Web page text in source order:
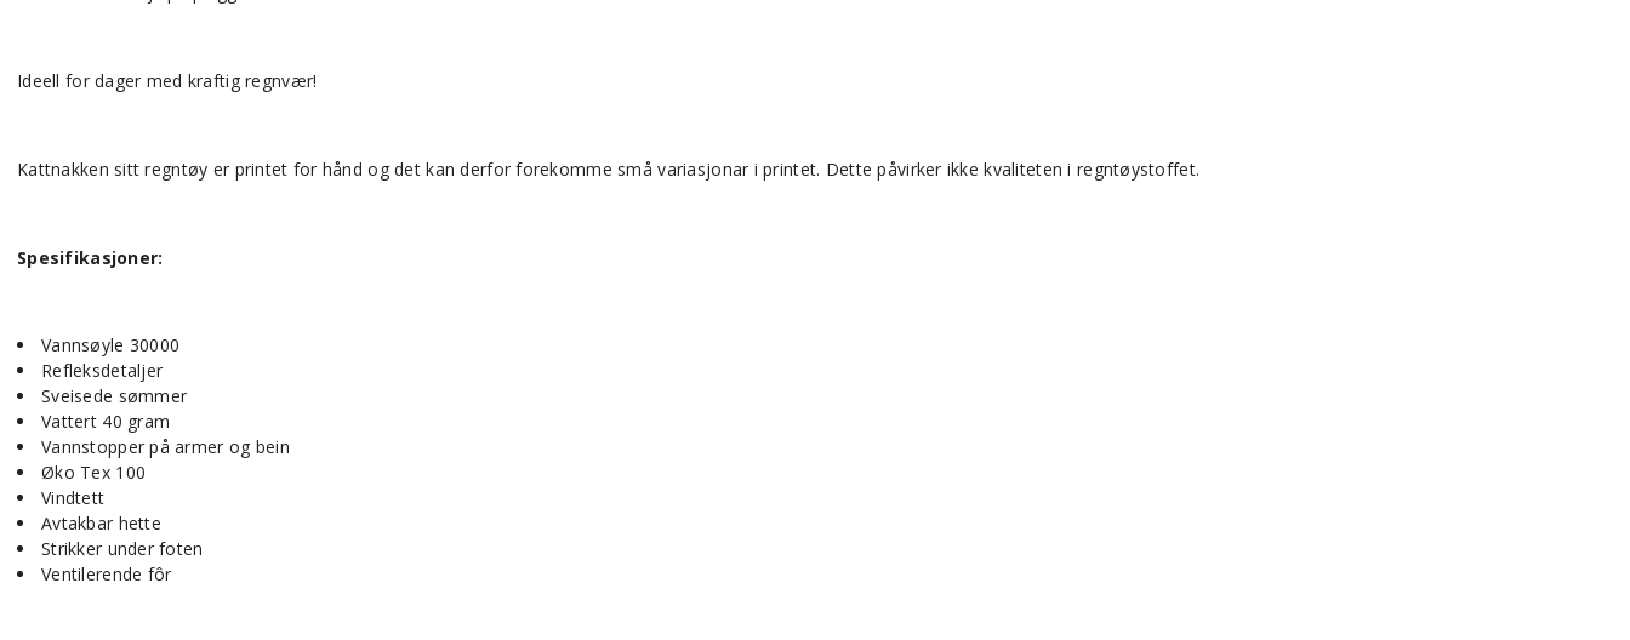
Ideell for dager med kraftig regnvær!
Kattnakken sitt regntøy er printet for hånd og det kan derfor forekomme små variasjonar i printet. Dette påvirker ikke kvaliteten i regntøystoffet.
Spesifikasjoner:
Vannsøyle 30000
Refleksdetaljer
Sveisede sømmer
Vattert 40 gram
Vannstopper på armer og bein
Øko Tex 100
Vindtett
Avtakbar hette
Strikker under foten
Ventilerende fôr